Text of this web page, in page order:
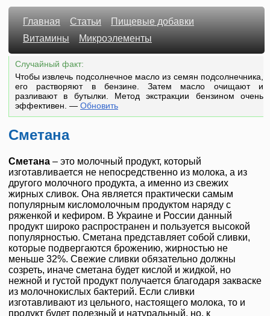
Главная Статьи
Пищевые добавки
Витамины
Микроэлементы
Случайный факт:
Чтобы извлечь подсолнечное масло из семян подсолнечника,
его растворяют в бензине. Затем масло очищают и
разливают в бутылки. Метод экстракции бензином очень
эффективен. — Обновить
Сметана
Сметана – это молочный продукт, который
изготавливается не непосредственно из молока, а из
другого молочного продукта, а именно из свежих
жирных сливок. Она является практически самым
популярным кисломолочным продуктом наряду с
ряженкой и кефиром. В Украине и России данный
продукт широко распространен и пользуется высокой
популярностью. Сметана представляет собой сливки,
которые подвергаются брожению, жирностью не
меньше 32%. Свежие сливки обязательно должны
созреть, иначе сметана будет кислой и жидкой, но
нежной и густой продукт получается благодаря закваске
из молочнокислых бактерий. Если сливки
изготавливают из цельного, настоящего молока, то и
продукт будет полезный и натуральный, но, к